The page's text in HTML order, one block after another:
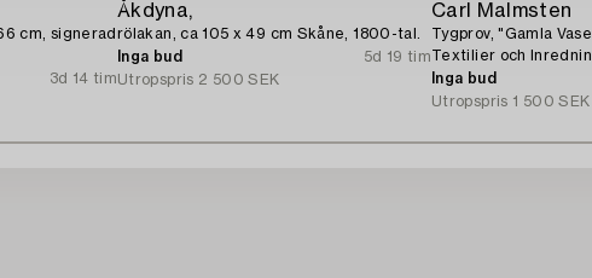
cm, signerad
3d 14 tim
Åkdyna,
rölakan, ca 105 x 49 cm Skåne, 1800-tal.
Inga bud
5d 19 tim
Utropspris 2 500 SEK
Carl Malmsten
Tygprov, "Gamla
Textilier och
tal.
Inga bud
Utropspris 1 500 SEK